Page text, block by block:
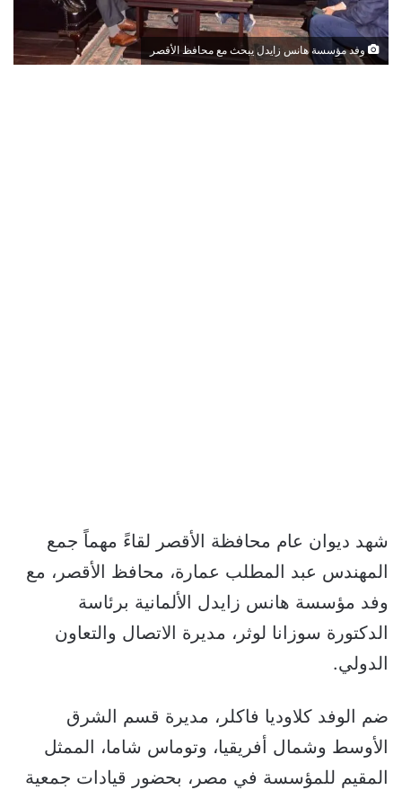
وفد مؤسسة هانس زايدل يبحث مع محافظ الأقصر
شهد ديوان عام محافظة الأقصر لقاءً مهماً جمع
المهندس عبد المطلب عمارة، محافظ الأقصر، مع
وفد مؤسسة هانس زايدل الألمانية برئاسة
الدكتورة سوزانا لوثر، مديرة الاتصال والتعاون
الدولي.
ضم الوفد كلاوديا فاكلر، مديرة قسم الشرق
الأوسط وشمال أفريقيا، وتوماس شاما، الممثل
المقيم للمؤسسة في مصر، بحضور قيادات جمعية